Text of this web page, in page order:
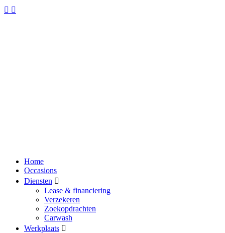
Home
Occasions
Diensten
Lease & financiering
Verzekeren
Zoekopdrachten
Carwash
Werkplaats